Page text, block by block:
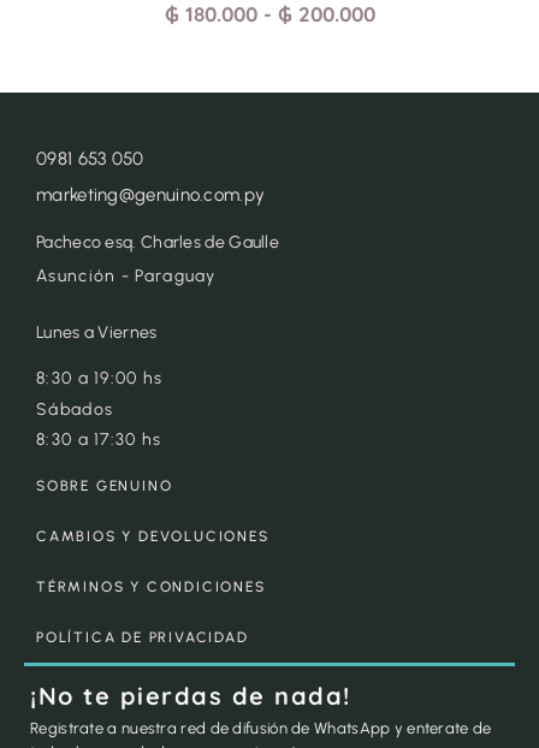
₲ 180.000 - ₲ 200.000
0981 653 050
marketing@genuino.com.py
Pacheco esq. Charles de Gaulle
Asunción - Paraguay
Lunes a Viernes
8:30 a 19:00 hs
Sábados
8:30 a 17:30 hs
SOBRE GENUINO
CAMBIOS Y DEVOLUCIONES
TÉRMINOS Y CONDICIONES
POLÍTICA DE PRIVACIDAD
¡No te pierdas de nada!
Registrate a nuestra red de difusión de WhatsApp y enterate de